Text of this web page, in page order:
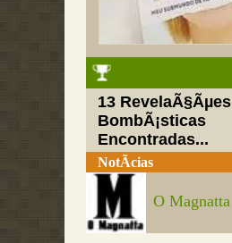
13 RevelaÃ§Ãµes
BombÃ¡sticas
Encontradas...
NotÃ­cias
O Magnatta